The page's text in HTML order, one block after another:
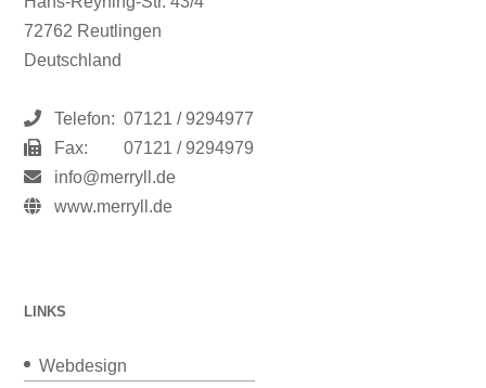
72762 Reutlingen
Deutschland
Telefon: 07121 / 9294977
Fax:
07121 / 9294979
info@merryll.de
www.merryll.de
LINKS
Webdesign